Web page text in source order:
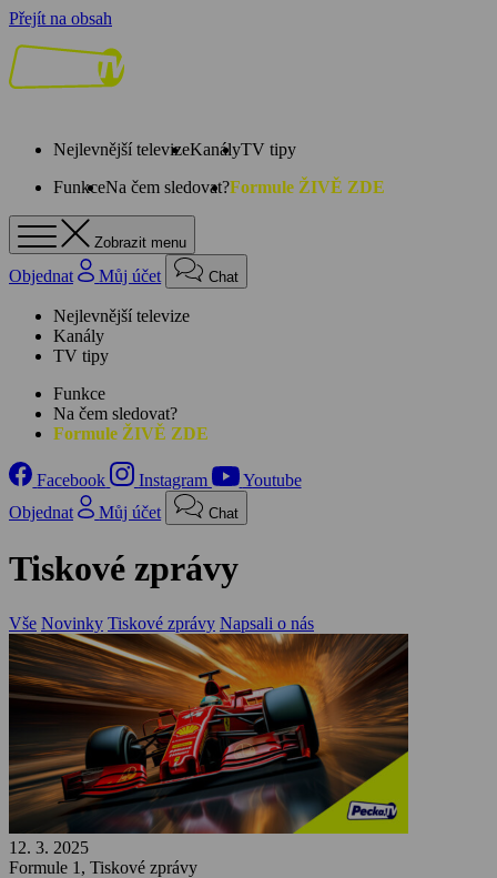
Přejít na obsah
Nejlevnější televizeKanályTV tipy
FunkceNa čem sledovat?Formule ŽIVĚ ZDE
Zobrazit menu
Objednat Můj účet Chat
Nejlevnější televize
Kanály
TV tipy
Funkce
Na čem sledovat?
Formule ŽIVĚ ZDE
Facebook Instagram
Youtube
Objednat
Můj účet Chat
Tiskové zprávy
Vše Novinky Tiskové zprávy Napsali o nás
12. 3. 2025
Formule 1, Tiskové zprávy